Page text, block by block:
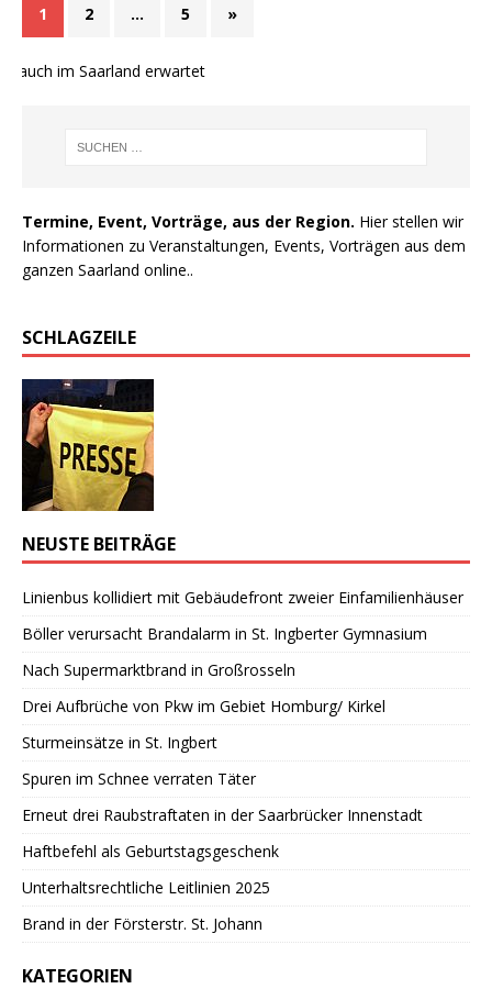
1 2 … 5 »
auch im Saarland erwartet
Termine, Event, Vorträge, aus der Region. Hier stellen wir
Informationen zu Veranstaltungen, Events, Vorträgen aus dem
ganzen Saarland online..
SCHLAGZEILE
NEUSTE BEITRÄGE
Linienbus kollidiert mit Gebäudefront zweier Einfamilienhäuser
Böller verursacht Brandalarm in St. Ingberter Gymnasium
Nach Supermarktbrand in Großrosseln
Drei Aufbrüche von Pkw im Gebiet Homburg/ Kirkel
Sturmeinsätze in St. Ingbert
Spuren im Schnee verraten Täter
Erneut drei Raubstraftaten in der Saarbrücker Innenstadt
Haftbefehl als Geburtstagsgeschenk
Unterhaltsrechtliche Leitlinien 2025
Brand in der Försterstr. St. Johann
KATEGORIEN